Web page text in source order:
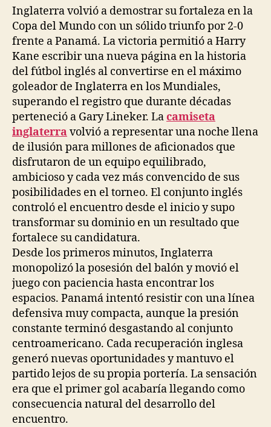
entrada
entrada
Inglaterra volvió a demostrar su fortaleza en la
Copa del Mundo con un sólido triunfo por 2-0
frente a Panamá. La victoria permitió a Harry
Kane escribir una nueva página en la historia
del fútbol inglés al convertirse en el máximo
goleador de Inglaterra en los Mundiales,
superando el registro que durante décadas
perteneció a Gary Lineker. Lacamiseta
inglaterravolvió a representar una noche llena
de ilusión para millones de aficionados que
disfrutaron de un equipo equilibrado,
ambicioso y cada vez más convencido de sus
posibilidades en el torneo. El conjunto inglés
controló el encuentro desde el inicio y supo
transformar su dominio en un resultado que
fortalece su candidatura.
Desde los primeros minutos, Inglaterra
monopolizó la posesión del balón y movió el
juego con paciencia hasta encontrar los
espacios. Panamá intentó resistir con una línea
defensiva muy compacta, aunque la presión
constante terminó desgastando al conjunto
centroamericano. Cada recuperación inglesa
generó nuevas oportunidades y mantuvo el
partido lejos de su propia portería. La sensación
era que el primer gol acabaría llegando como
consecuencia natural del desarrollo del
encuentro.